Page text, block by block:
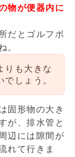
物が便器内に
だとゴルフボ
。
りも大きな
しょう。
固形物の大き
が、排水管と
辺には隙間が
れて行きま